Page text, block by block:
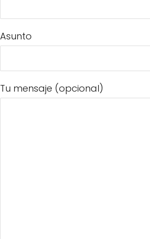
Asunto
Tu mensaje (opcional)